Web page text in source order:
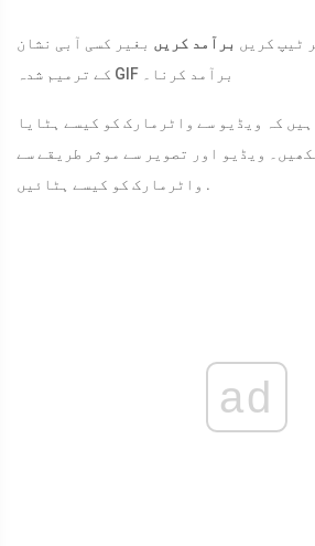
برآمد کریں بغیر کسی آبی نشان
کے ترمیم شدہ GIF برآمد کرنا۔
کہ ویڈیو سے واٹرمارک کو کیسے ہٹایا
ویڈیو اور تصویر سے موثر طریقے سے
واٹرمارک کو کیسے ہٹائیں .
ad